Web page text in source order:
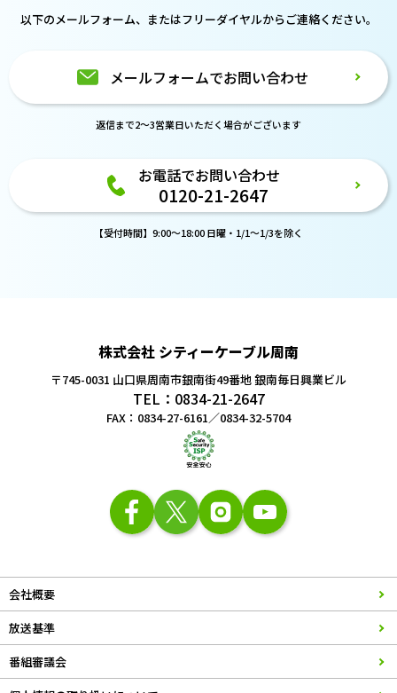
以下のメールフォーム、またはフリーダイヤルからご連絡ください。
メールフォームでお問い合わせ
返信まで2～3営業日いただく場合がございます
お電話でお問い合わせ
0120-21-2647
【受付時間】9:00～18:00 日曜・1/1～1/3を除く
株式会社 シティーケーブル周南
〒745-0031 山口県周南市銀南街49番地銀南毎日興業ビル
TEL：0834-21-2647
FAX：0834-27-6161／0834-32-5704
会社概要
放送基準
番組審議会